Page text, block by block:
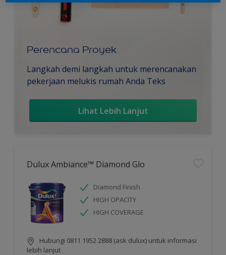
Perencana Proyek
Langkah demi langkah untuk merencanakan
pekerjaan melukis rumah Anda Teks
Lihat Lebih Lanjut
Dulux Ambiance™ Diamond Glo
Diamond Finish
HIGH OPACITY
HIGH COVERAGE
Hubungi 0811 1952 2888 (ask dulux) untuk informasi
lebih lanjut